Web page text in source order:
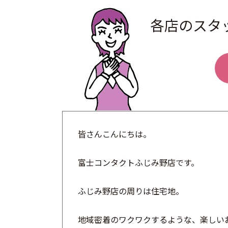
各店のスタ
皆さんこんにちは。
富士コンタクトふじみ野店です。
ふじみ野店の周りは住宅地。
地域密着のワクワクするような、 楽しい